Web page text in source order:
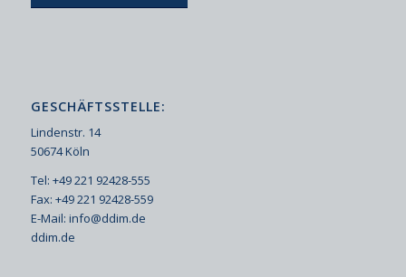
GESCHÄFTSSTELLE:
Lindenstr. 14
50674 Köln
Tel: +49 221 92428-555
Fax: +49 221 92428-559
E-Mail: info@ddim.de
ddim.de